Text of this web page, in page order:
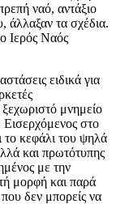
ναό, αντάξιο
άλλαξαν τα σχέδια.
Ιερός Ναός
ειδικά για
ξεχωριστό μνημείο
Εισερχόμενος στο
το κεφάλι του ψηλά
και πρωτότυπης
με την
μορφή και παρά
που δεν μπορείς να